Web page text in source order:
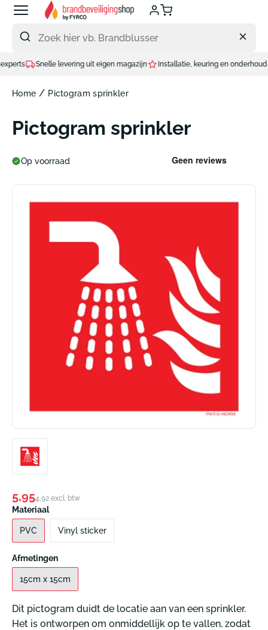
Meteen
naar
content
Snelle levering uit eigen magazijn Installatie, keuring en onderhoud door
Home / Pictogram sprinkler
Pictogram sprinkler
Op voorraad
Normale
prijs
5,954,92 excl. btw
Materiaal
PVC Vinyl sticker
Afmetingen
15cm x 15cm
Dit pictogram duidt de locatie aan van een sprinkler.
Het is ontworpen om onmiddellijk op te vallen, zodat